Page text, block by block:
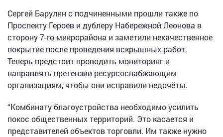
Сергей Барулин с подчиненными прошли также по
Проспекту Героев и дублеру Набережной Леонова в
сторону 7-го микрорайона и заметили некачественное
покрытие после проведения вскрышных работ.
Теперь предстоит проводить мониторинг и
направлять претензии ресурсоснабжающим
организациям, чтобы они исправили недочёты.
“Комбинату благоустройства необходимо усилить
покос общественных территорий. Это касается и
представителей объектов торговли. Им также нужно